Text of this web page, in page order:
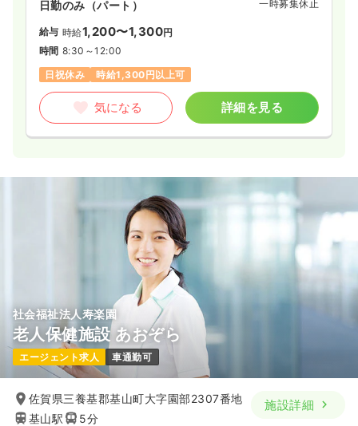
日勤のみ（パート） 一時募集休止
給与 時給1,200〜1,300円
時間 8:30～12:00
日祝休み
時給1,300円以上可
気になる 詳細を見る
社会福祉法人寿楽園
老人保健施設 あおぞら
エージェント求人 車通勤可
佐賀県三養基郡基山町大字園部2307番地
基山駅
5分
施設詳細